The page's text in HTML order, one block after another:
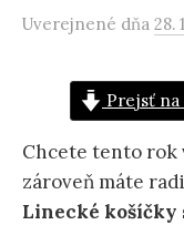
Uverejnené dňa 28.
Prejsť na
Chcete tento rok
zároveň máte
Linecké košíčky